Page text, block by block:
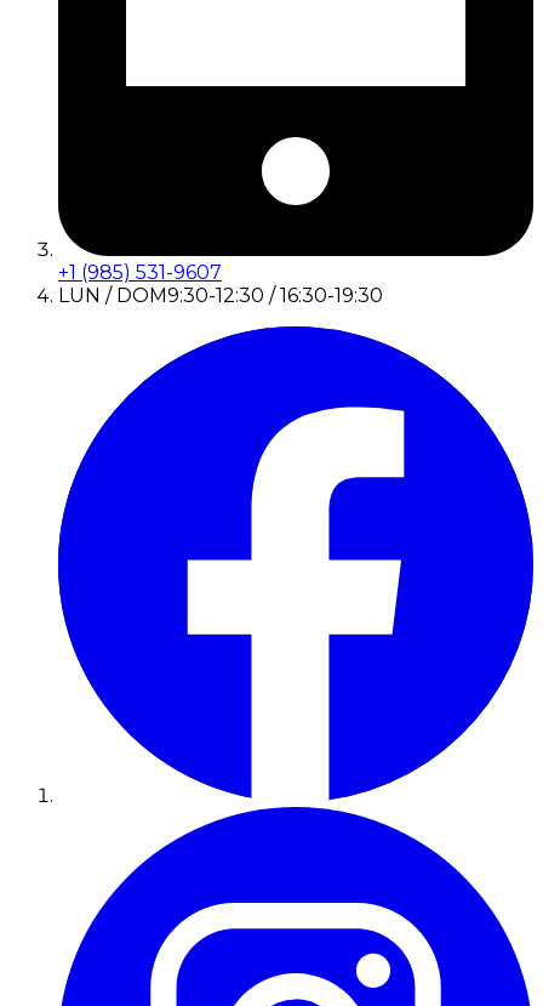
+1 (985) 531-9607
LUN / DOM9:30-12:30 / 16:30-19:30